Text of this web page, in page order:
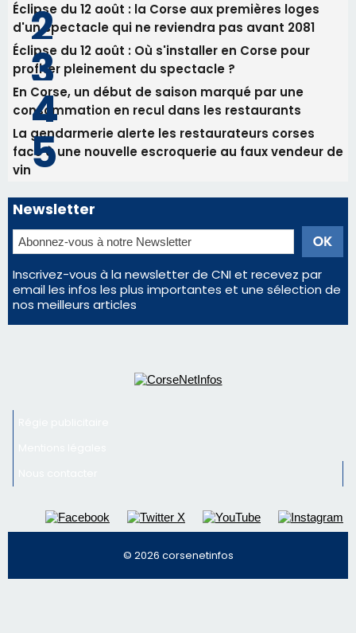
Éclipse du 12 août : la Corse aux premières loges
d'un spectacle qui ne reviendra pas avant 2081
Éclipse du 12 août : Où s'installer en Corse pour
profiter pleinement du spectacle ?
En Corse, un début de saison marqué par une
consommation en recul dans les restaurants
La gendarmerie alerte les restaurateurs corses
face à une nouvelle escroquerie au faux vendeur de
vin
Newsletter
Inscrivez-vous à la newsletter de CNI et recevez par
email les infos les plus importantes et une sélection de
nos meilleurs articles
© 2026 corsenetinfos